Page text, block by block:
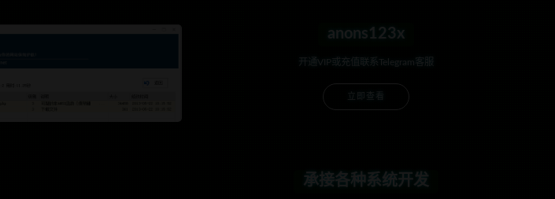
anons123x
开通VIP或充值联系Telegram客服
立即查看
承接各种系统开发